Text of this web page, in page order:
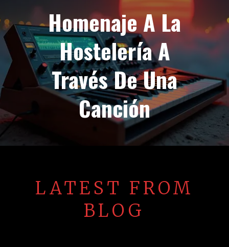
Homenaje A La
Hostelería A
Través De Una
Canción
LATEST FROM
BLOG